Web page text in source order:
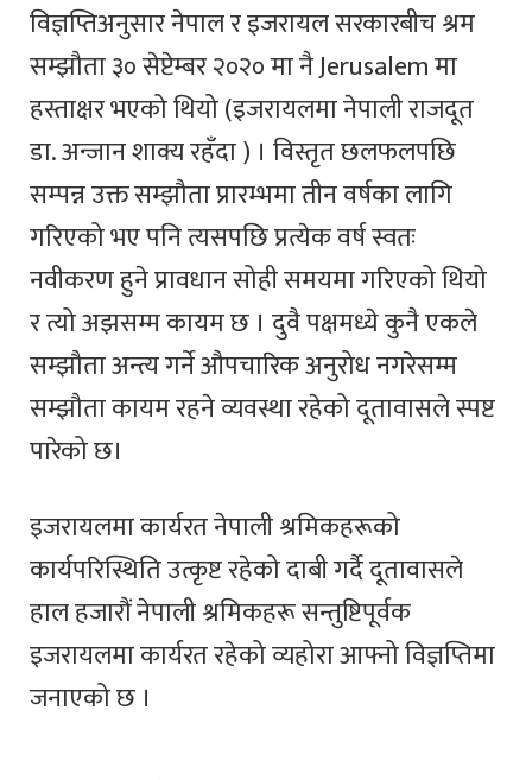
विज्ञप्तिअनुसार नेपाल र इजरायल सरकारबीच श्रम
सम्झौता ३० सेप्टेम्बर २०२० मा नै Jerusalem मा
हस्ताक्षर भएको थियो (इजरायलमा नेपाली राजदूत
डा. अन्जान शाक्य रहँदा ) । विस्तृत छलफलपछि
सम्पन्न उक्त सम्झौता प्रारम्भमा तीन वर्षका लागि
गरिएको भए पनि त्यसपछि प्रत्येक वर्ष स्वतः
नवीकरण हुने प्रावधान सोही समयमा गरिएको थियो
र त्यो अझसम्म कायम छ । दुवै पक्षमध्ये कुनै एकले
सम्झौता अन्त्य गर्ने औपचारिक अनुरोध नगरेसम्म
सम्झौता कायम रहने व्यवस्था रहेको दूतावासले स्पष्ट
पारेको छ।
इजरायलमा कार्यरत नेपाली श्रमिकहरूको
कार्यपरिस्थिति उत्कृष्ट रहेको दाबी गर्दै दूतावासले
हाल हजारौं नेपाली श्रमिकहरू सन्तुष्टिपूर्वक
इजरायलमा कार्यरत रहेको व्यहोरा आफ्नो विज्ञप्तिमा
जनाएको छ ।